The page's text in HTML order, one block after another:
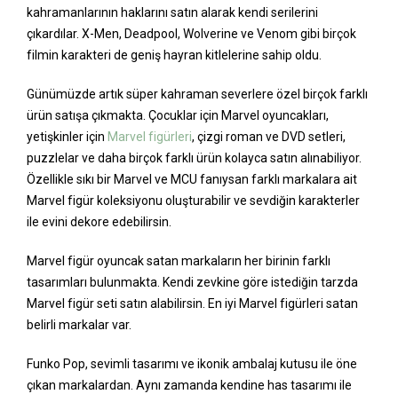
kahramanlarının haklarını satın alarak kendi serilerini
çıkardılar. X-Men, Deadpool, Wolverine ve Venom gibi birçok
filmin karakteri de geniş hayran kitlelerine sahip oldu.
Günümüzde artık süper kahraman severlere özel birçok farklı
ürün satışa çıkmakta. Çocuklar için Marvel oyuncakları,
yetişkinler için Marvel figürleri, çizgi roman ve DVD setleri,
puzzlelar ve daha birçok farklı ürün kolayca satın alınabiliyor.
Özellikle sıkı bir Marvel ve MCU fanıysan farklı markalara ait
Marvel figür koleksiyonu oluşturabilir ve sevdiğin karakterler
ile evini dekore edebilirsin.
Marvel figür oyuncak satan markaların her birinin farklı
tasarımları bulunmakta. Kendi zevkine göre istediğin tarzda
Marvel figür seti satın alabilirsin. En iyi Marvel figürleri satan
belirli markalar var.
Funko Pop, sevimli tasarımı ve ikonik ambalaj kutusu ile öne
çıkan markalardan. Aynı zamanda kendine has tasarımı ile